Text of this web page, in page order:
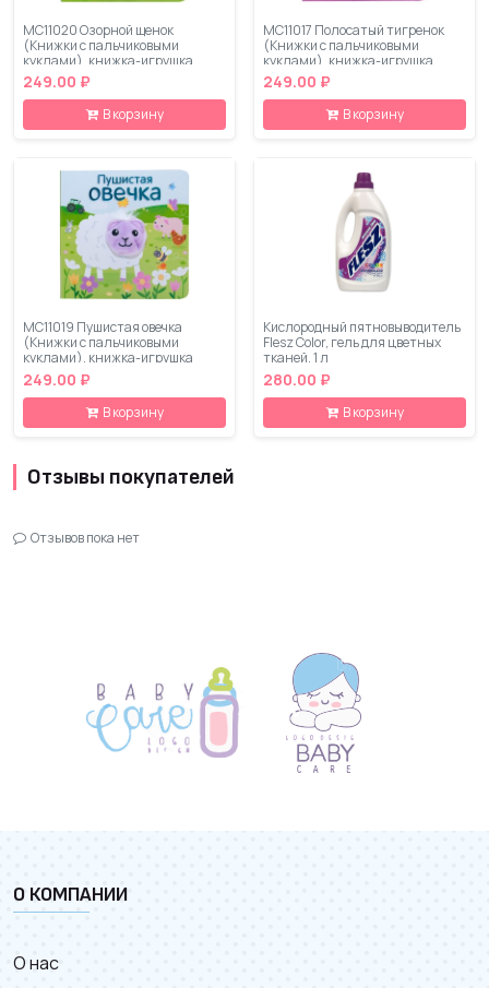
МС11020 Озорной щенок
(Книжки с пальчиковыми
куклами), книжка-игрушка
249.00 ₽
В корзину
МС11017 Полосатый тигренок
(Книжки с пальчиковыми
куклами), книжка-игрушка
249.00 ₽
В корзину
МС11019 Пушистая овечка
(Книжки с пальчиковыми
куклами), книжка-игрушка
249.00 ₽
В корзину
Кислородный пятновыводитель
Flesz Color, гель для цветных
тканей, 1 л
280.00 ₽
В корзину
Отзывы покупателей
Отзывов пока нет
О КОМПАНИИ
О нас